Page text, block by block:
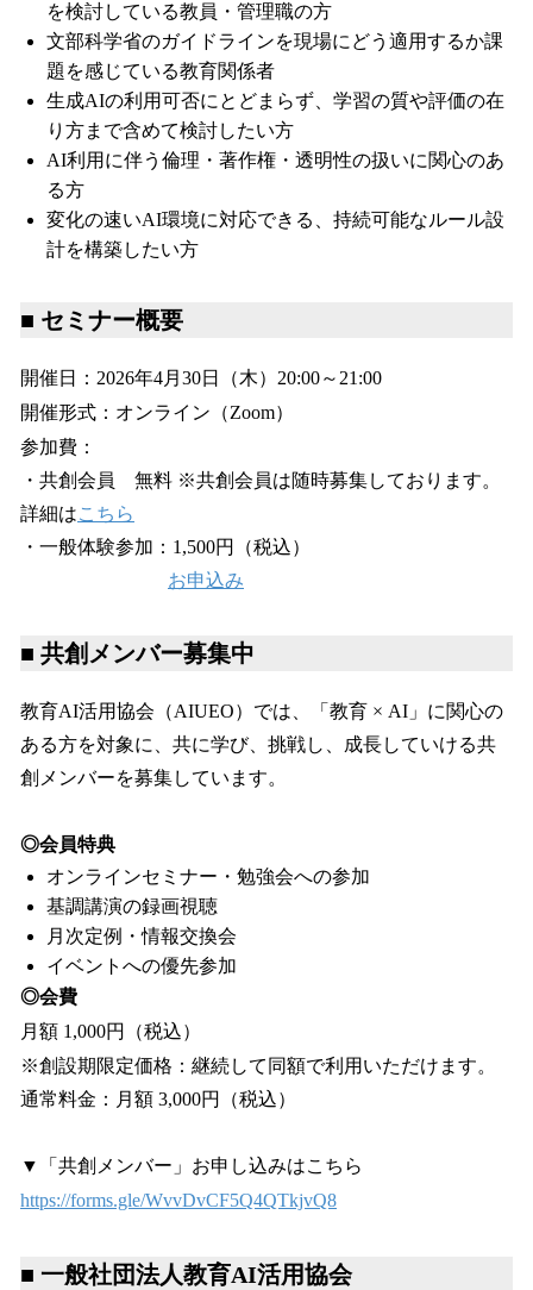
を検討している教員・管理職の方
文部科学省のガイドラインを現場にどう適用するか課
題を感じている教育関係者
生成AIの利用可否にとどまらず、学習の質や評価の在
り方まで含めて検討したい方
AI利用に伴う倫理・著作権・透明性の扱いに関心のあ
る方
変化の速いAI環境に対応できる、持続可能なルール設
計を構築したい方
■ セミナー概要
開催日：2026年4月30日（木）20:00～21:00
開催形式：オンライン（Zoom）
参加費：
・共創会員 無料 ※共創会員は随時募集しております。
詳細はこちら
・一般体験参加：1,500円（税込）
お申込み
■ 共創メンバー募集中
教育AI活用協会（AIUEO）では、「教育 × AI」に関心の
ある方を対象に、共に学び、挑戦し、成長していける共
創メンバーを募集しています。
◎会員特典
オンラインセミナー・勉強会への参加
基調講演の録画視聴
月次定例・情報交換会
イベントへの優先参加
◎会費
月額 1,000円（税込）
※創設期限定価格：継続して同額で利用いただけます。
通常料金：月額 3,000円（税込）
▼「共創メンバー」お申し込みはこちら
https://forms.gle/WvvDvCF5Q4QTkjvQ8
■ 一般社団法人教育AI活用協会